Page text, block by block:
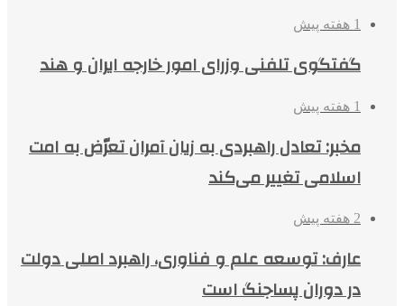
1 هفته پیش
گفتگوی تلفنی وزرای امور خارجه ایران و هند
1 هفته پیش
مخبر: تعادل راهبردی به زیان آمران تعرّض به امت
اسلامی تغییر می‌کند
2 هفته پیش
عارف: توسعه علم و فناوری، راهبرد اصلی دولت
در دوران پساجنگ است